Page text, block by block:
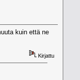
kuin että ne
Kirjattu